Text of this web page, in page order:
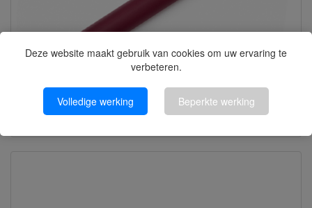
Deze website maakt gebruik van cookies om uw ervaring te
verbeteren.
Volledige werking Beperkte werking
Flexible Lakstaaf Lichtgevend Paars| Posta L